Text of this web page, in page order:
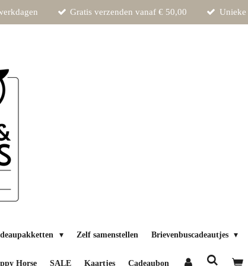
Gratis verzenden vanaf € 50,00 Unieke
Zelf samenstellen Brievenbuscadeautjes
Horse SALE Kaartjes Cadeaubon